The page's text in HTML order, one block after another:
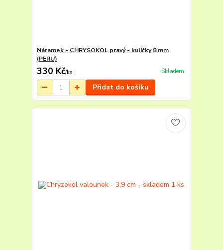
Náramek - CHRYSOKOL pravý - kuličky 8 mm
(PERU)
330 Kč/ks Skladem
Přidat do košíku